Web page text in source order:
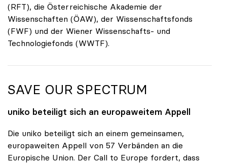
(RFT), die Österreichische Akademie der
Wissenschaften (ÖAW), der Wissenschaftsfonds
(FWF) und der Wiener Wissenschafts- und
Technologiefonds (WWTF).
SAVE OUR SPECTRUM
uniko beteiligt sich an europaweitem Appell
Die uniko beteiligt sich an einem gemeinsamen,
europaweiten Appell von 57 Verbänden an die
Europische Union. Der Call to Europe fordert, dass